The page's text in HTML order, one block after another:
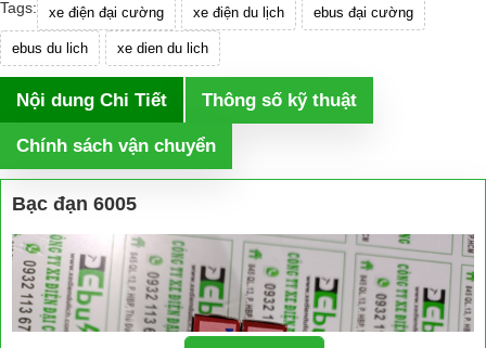
Tags: xe điện đại cường xe điện du lịch ebus đại cường
ebus du lich xe dien du lich
Nội dung Chi Tiết Thông số kỹ thuật
Chính sách vận chuyển
Bạc đạn 6005